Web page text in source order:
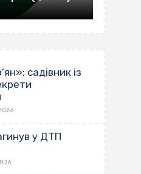
садівник із
у ДТП